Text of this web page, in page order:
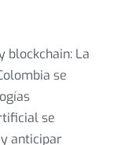
blockchain: La
se
se
anticipar